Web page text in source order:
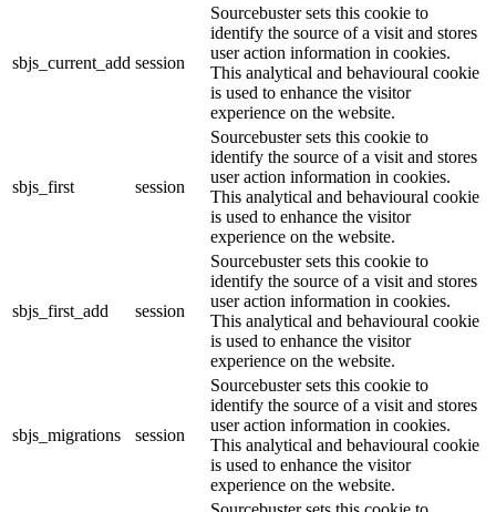
sbjs_current_add session
Sourcebuster sets this cookie to
identify the source of a visit and stores
user action information in cookies.
This analytical and behavioural cookie
is used to enhance the visitor
experience on the website.
sbjs_first session
Sourcebuster sets this cookie to
identify the source of a visit and stores
user action information in cookies.
This analytical and behavioural cookie
is used to enhance the visitor
experience on the website.
sbjs_first_add session
Sourcebuster sets this cookie to
identify the source of a visit and stores
user action information in cookies.
This analytical and behavioural cookie
is used to enhance the visitor
experience on the website.
sbjs_migrations session
Sourcebuster sets this cookie to
identify the source of a visit and stores
user action information in cookies.
This analytical and behavioural cookie
is used to enhance the visitor
experience on the website.